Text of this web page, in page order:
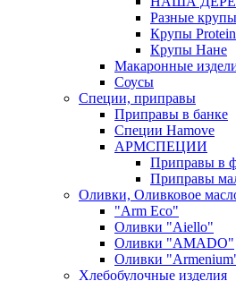
Разные крупы
Крупы
Крупы Нане
Макаронные
Соусы
Специи, приправы
Приправы в банке
Специи Hamove
АРМСПЕЦИИ
Приправы в
Приправы
Оливки, Оливковое
"Arm Eco"
Оливки "Aiello"
Оливки "AMADO"
Оливки
Хлебобулочные изделия